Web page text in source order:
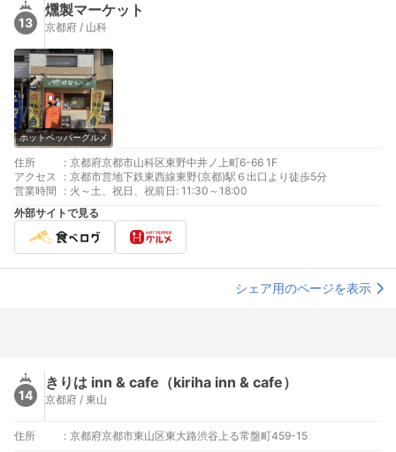
13
燻製マーケット
京都府 / 山科
ホットペッパーグルメ
住所 : 京都府京都市山科区東野中井ノ上町6-66 1F
アクセス
: 京都市営地下鉄東西線東野(京都)駅６出口より徒歩5分
営業時間
: 火～土、祝日、祝前日: 11:30～18:00
外部サイトで見る
シェア用のページを表示
14
きりは inn & cafe（kiriha inn & cafe）
京都府 / 東山
住所 : 京都府京都市東山区東大路渋谷上る常盤町459-15